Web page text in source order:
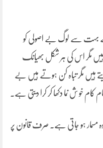
بہت سے لوگ بے اصولی کو
ہیں مگر اس کی ہر شکل بھیانک
ہیں مگر تباہ کن ہوتے ہیں بے
خو ش نما دکھا کر کرا دیتی ہے۔
ہو جاتی ہے۔ صرف قانون پر